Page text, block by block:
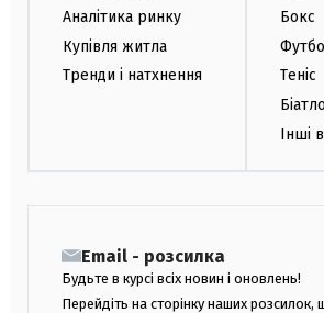
Аналітика ринку
Купівля житла
Тренди і натхнення
Бокс
Теніс
Інші
Email - розсилка
Будьте в курсі всіх новин і оновлень!
Перейдіть на сторінку наших розсилок,